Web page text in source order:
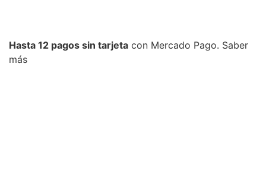
Hasta 12 pagos sin tarjeta con Mercado Pago. Saber
más